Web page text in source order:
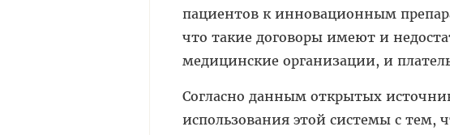
пациентов к инновационным
что такие договоры имеют и
медицинские организации, и
Согласно данным открытых
использования этой системы с тем,